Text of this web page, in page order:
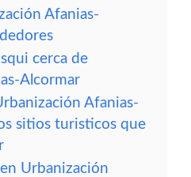
Afanias-
cerca de
Alcormar
Afanias-
sitios turisticos que
Urbanización